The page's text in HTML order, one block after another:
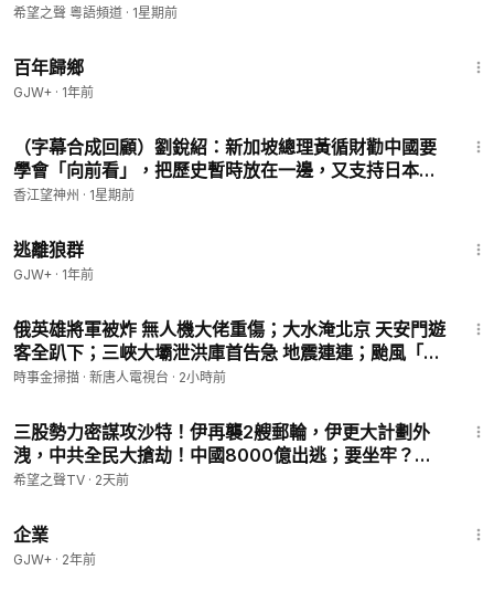
希望之聲 粵語頻道 · 1星期前
百年歸鄉
GJW+ · 1年前
（字幕合成回顧）劉銳紹：新加坡總理黃循財勸中國要
學會「向前看」，把歷史暫時放在一邊，又支持日本應
在亞太安全中「發揮更大作用」，言論引風波。
香江望神州 · 1星期前
逃離狼群
GJW+ · 1年前
俄英雄將軍被炸 無人機大佬重傷；大水淹北京 天安門遊
客全趴下；三峽大壩泄洪庫首告急 地震連連；颱風「白
海豚」來襲 舟山巨輪沉船。｜ #時事金掃描 #金然
時事金掃描 · 新唐人電視台 · 2小時前
三股勢力密謀攻沙特！伊再襲2艘郵輪，伊更大計劃外
洩，中共全民大搶劫！中國8000億出逃；要坐牢？福
西真慌了；川普發重磅政府令！誰敢來美生寶兒【北美
希望之聲TV · 2天前
企業
GJW+ · 2年前